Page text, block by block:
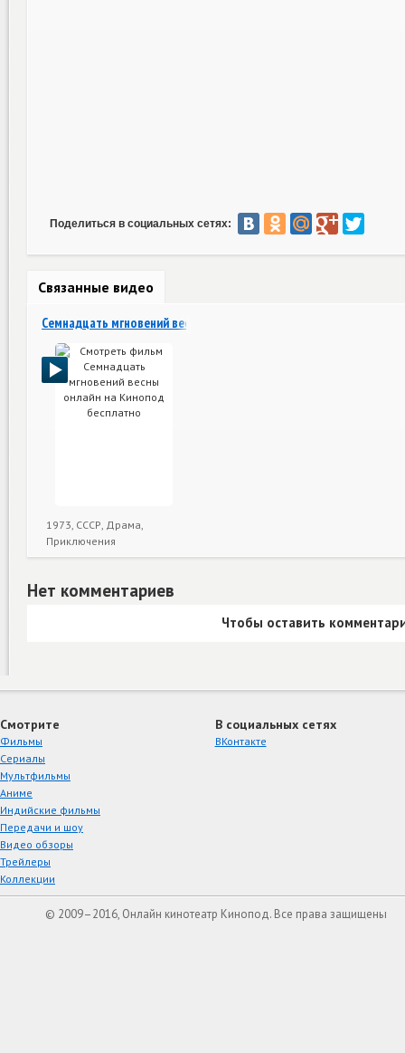
Поделиться в социальных сетях:
Связанные видео
Семнадцать мгновений весны
1973, СССР, Драма,
Приключения
Нет комментариев
Чтобы оставить
Смотрите
Фильмы
Сериалы
Мультфильмы
Аниме
Индийские фильмы
Передачи и шоу
Видео обзоры
Трейлеры
Коллекции
В социальных сетях
ВКонтакте
© 2009–2016, Онлайн кинотеатр Кинопод. Все права защищены